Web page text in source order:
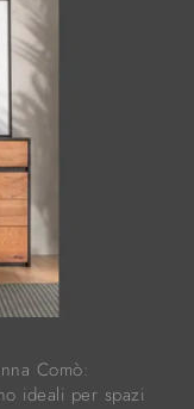
Comò:
ideali per spazi